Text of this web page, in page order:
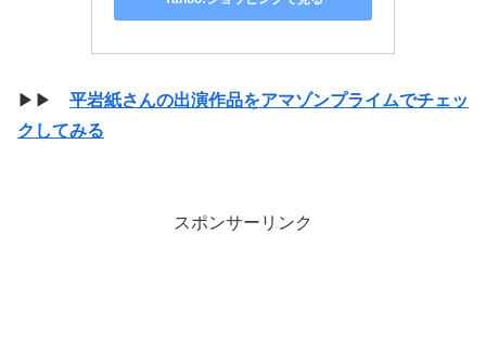
▶▶ 平岩紙さんの出演作品をアマゾンプライムでチェッ
クしてみる
スポンサーリンク